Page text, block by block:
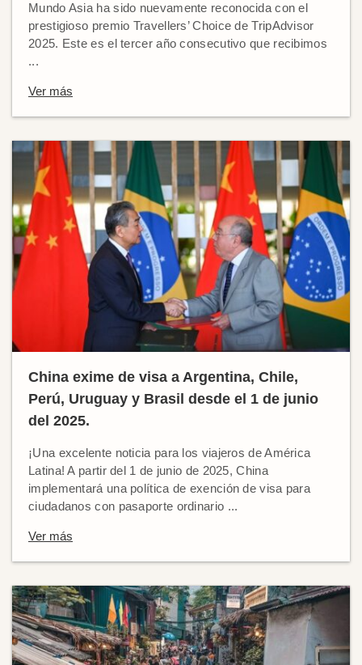
Mundo Asia ha sido nuevamente reconocida con el
prestigioso premio Travellers’ Choice de TripAdvisor
2025. Este es el tercer año consecutivo que recibimos
...
Ver más
China exime de visa a Argentina, Chile,
Perú, Uruguay y Brasil desde el 1 de junio
del 2025.
¡Una excelente noticia para los viajeros de América
Latina! A partir del 1 de junio de 2025, China
implementará una política de exención de visa para
ciudadanos con pasaporte ordinario ...
Ver más